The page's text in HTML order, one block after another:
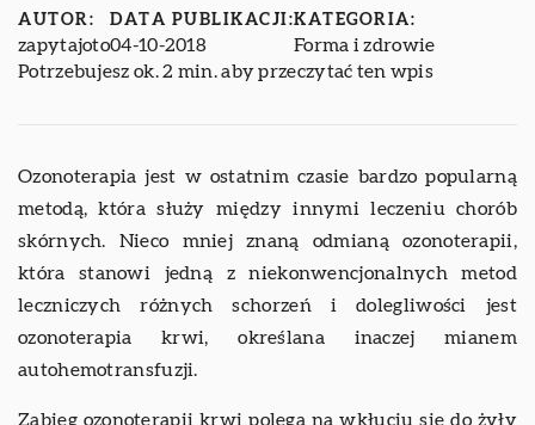
AUTOR:
zapytajoto
DATA PUBLIKACJI:
04-10-2018
KATEGORIA:
Forma i zdrowie
Potrzebujesz ok. 2 min. aby przeczytać ten wpis
Ozonoterapia jest w ostatnim czasie bardzo popularną
metodą, która służy między innymi leczeniu chorób
skórnych. Nieco mniej znaną odmianą ozonoterapii,
która stanowi jedną z niekonwencjonalnych metod
leczniczych różnych schorzeń i dolegliwości jest
ozonoterapia krwi, określana inaczej mianem
autohemotransfuzji.
Zabieg ozonoterapii krwi polega na wkłuciu się do żyły